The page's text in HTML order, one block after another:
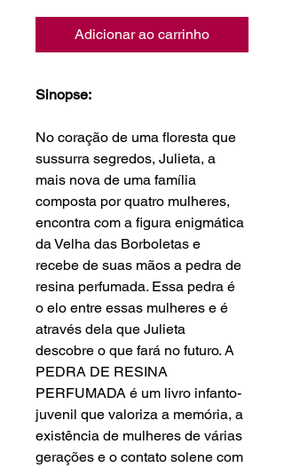
Adicionar ao carrinho
Sinopse:
No coração de uma floresta que
sussurra segredos, Julieta, a
mais nova de uma família
composta por quatro mulheres,
encontra com a figura enigmática
da Velha das Borboletas e
recebe de suas mãos a pedra de
resina perfumada. Essa pedra é
o elo entre essas mulheres e é
através dela que Julieta
descobre o que fará no futuro. A
PEDRA DE RESINA
PERFUMADA é um livro infanto-
juvenil que valoriza a memória, a
existência de mulheres de várias
gerações e o contato solene com